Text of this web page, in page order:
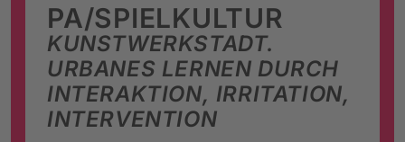
KUNSTWERKSTADT.
URBANES LERNEN DURCH
INTERAKTION, IRRITATION,
INTERVENTION
PA/SPIELKULTUR